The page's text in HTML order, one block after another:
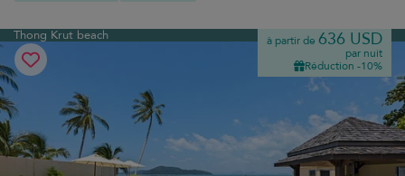
Thong Krut beach à partir de 636 USD
par nuit
Réduction -10%